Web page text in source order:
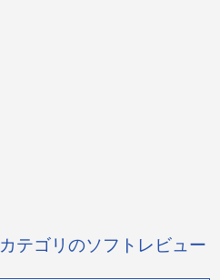
テゴリのソフトレビュー